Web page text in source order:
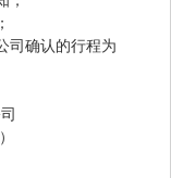
司确认的行程为